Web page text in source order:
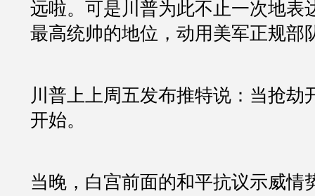
远啦。可是川普为此不止一次地表
最高统帅的地位，动用美军正规部
川普上上周五发布推特说：当抢劫
开始。
当晚，白宫前面的和平抗议示威情